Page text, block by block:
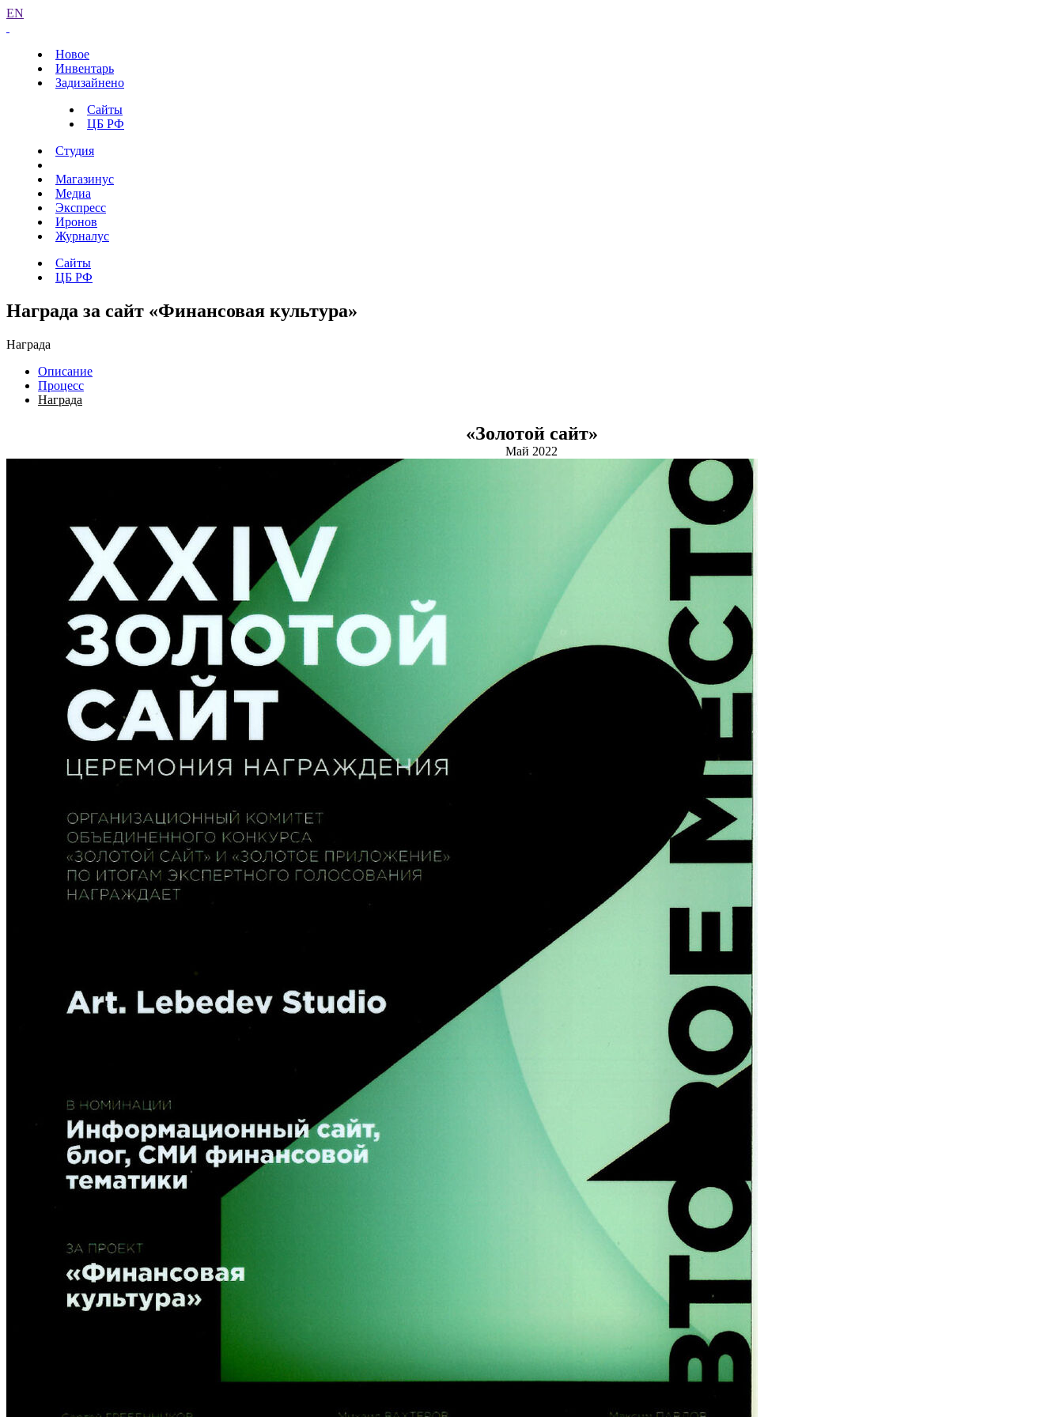
EN
Новое
Инвентарь
Задизайнено
Сайты
ЦБ РФ
Студия
Магазинус
Медиа
Экспресс
Иронов
Журналус
Сайты
ЦБ РФ
Награда за сайт «Финансовая культура»
Награда
Описание
Процесс
Награда
«Золотой сайт»
Май 2022